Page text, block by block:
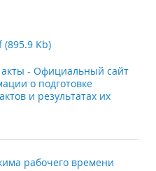
(895.9 Kb)
- Официальный сайт
о подготовке
и результатах их
рабочего времени